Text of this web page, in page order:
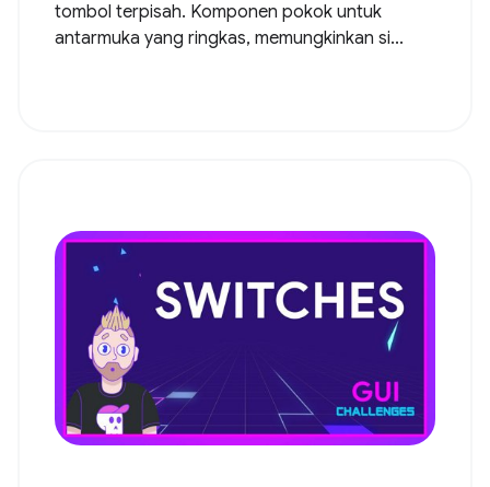
tombol terpisah. Komponen pokok untuk
antarmuka yang ringkas, memungkinkan si...